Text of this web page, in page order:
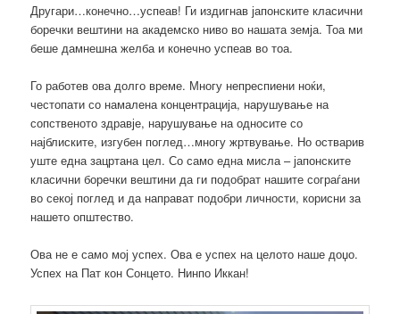
Другари…конечно…успеав! Ги издигнав јапонските класични
боречки вештини на академско ниво во нашата земја. Тоа ми
беше дамнешна желба и конечно успеав во тоа.
Го работев ова долго време. Многу непреспиени ноќи,
честопати со намалена концентрација, нарушување на
сопственото здравје, нарушување на односите со
најблиските, изгубен поглед…многу жртвување. Но остварив
уште една зацртана цел. Со само една мисла – јапонските
класични боречки вештини да ги подобрат нашите сограѓани
во секој поглед и да направат подобри личности, корисни за
нашето општество.
Ова не е само мој успех. Ова е успех на целото наше доџо.
Успех на Пат кон Сонцето. Нинпо Иккан!